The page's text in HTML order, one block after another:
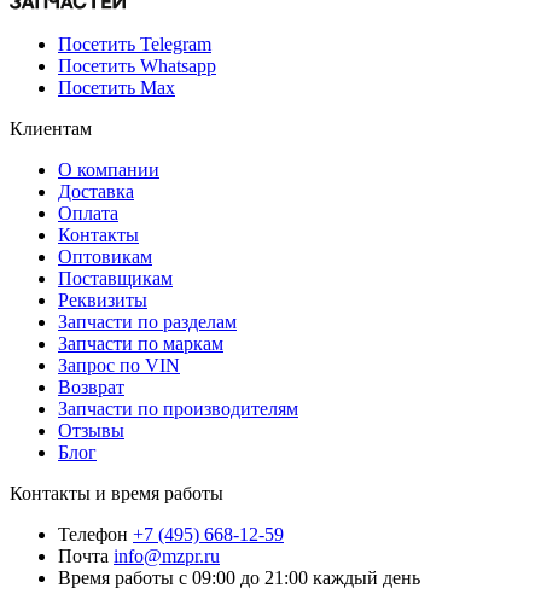
Посетить Telegram
Посетить Whatsapp
Посетить Max
Клиентам
О компании
Доставка
Оплата
Контакты
Оптовикам
Поставщикам
Реквизиты
Запчасти по разделам
Запчасти по маркам
Запрос по VIN
Возврат
Запчасти по производителям
Отзывы
Блог
Контакты и время работы
Телефон +7 (495) 668-12-59
Почта info@mzpr.ru
Время работы с 09:00 до 21:00 каждый день